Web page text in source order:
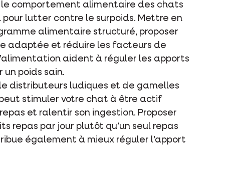
le comportement alimentaire des chats
pour lutter contre le surpoids. Mettre en
alimentaire structuré, proposer
adaptée et réduire les facteurs de
aident à réguler les apports
un poids sain.
distributeurs ludiques et de gamelles
stimuler votre chat à être actif
et ralentir son ingestion. Proposer
repas par jour plutôt qu’un seul repas
également à mieux réguler l’apport